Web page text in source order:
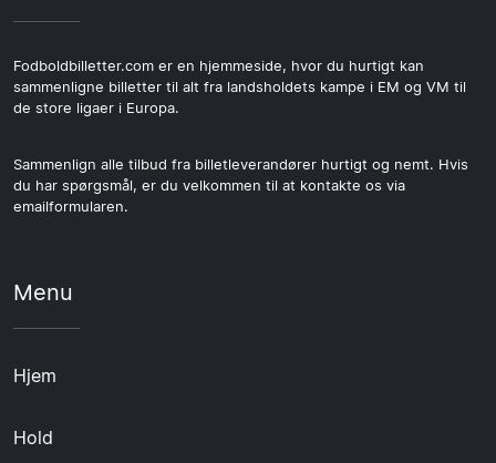
Fodboldbilletter.com er en hjemmeside, hvor du hurtigt kan
sammenligne billetter til alt fra landsholdets kampe i EM og VM til
de store ligaer i Europa.
Sammenlign alle tilbud fra billetleverandører hurtigt og nemt. Hvis
du har spørgsmål, er du velkommen til at kontakte os via
emailformularen.
Menu
Hjem
Hold